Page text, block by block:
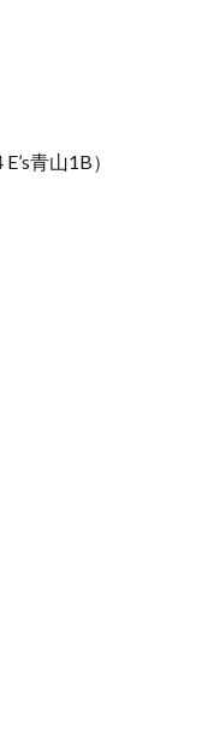
青山1B）